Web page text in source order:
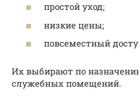
простой уход;
низкие цены;
повсеместный
Их выбирают по
служебных помещений.